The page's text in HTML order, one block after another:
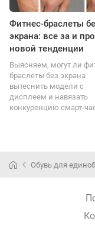
Фитнес-браслеты
экрана: все за и
новой тенденции
Выясняем, могут ли
браслеты без экрана
вытеснить модели с
дисплеем и навязать
конкуренцию смарт-
Обувь для